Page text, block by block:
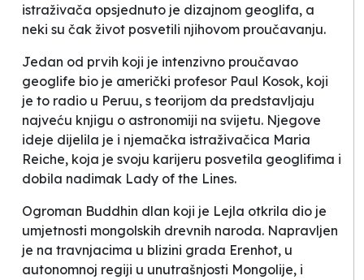
istraživača opsjednuto je dizajnom geoglifa, a
neki su čak život posvetili njihovom proučavanju.
Jedan od prvih koji je intenzivno proučavao
geoglife bio je američki profesor Paul Kosok, koji
je to radio u Peruu, s teorijom da predstavljaju
najveću knjigu o astronomiji na svijetu. Njegove
ideje dijelila je i njemačka istraživačica Maria
Reiche, koja je svoju karijeru posvetila geoglifima i
dobila nadimak Lady of the Lines.
Ogroman Buddhin dlan koji je Lejla otkrila dio je
umjetnosti mongolskih drevnih naroda. Napravljen
je na travnjacima u blizini grada Erenhot, u
autonomnoj regiji u unutrašnjosti Mongolije, i